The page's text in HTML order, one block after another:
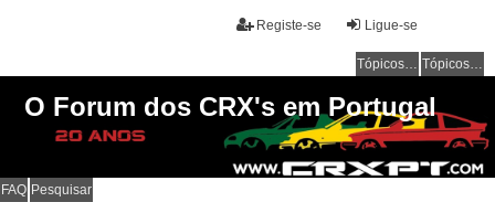
Ligue-se
Registe-se
Tópicos sem resposta Tópicos ativos
O Forum dos CRX's em Portugal
FAQ Pesquisar